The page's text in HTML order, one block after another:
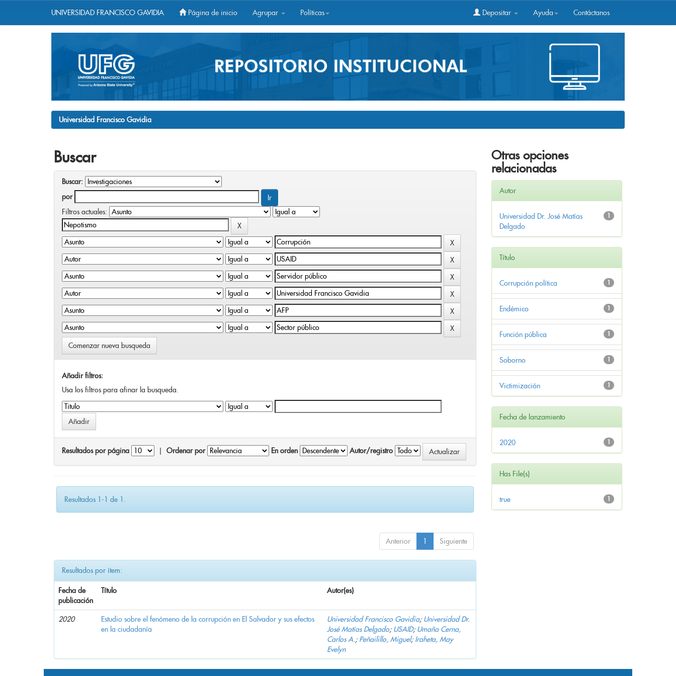
UNIVERSIDAD FRANCISCO GAVIDIA Página de inicio Agrupar Políticas Depositar Ayuda Contáctanos
Universidad Francisco Gavidia
Buscar
Buscar:
por
Filtros actuales:
Comenzar nueva busqueda
Añadir filtros:
Usa los filtros para afinar la busqueda.
Resultados por página Ordenar por En orden Autor/registro
Resultados 1-1 de 1.
Anterior 1 Siguiente
Resultados por ítem:
Fecha de
publicación
Título Autor(es)
2020
Estudio sobre el fenómeno de la corrupción en El Salvador y sus efectos
en la ciudadanía
Universidad Francisco Gavidia; Universidad Dr.
José Matías Delgado; USAID; Umaña Cerna,
Carlos A.; Peñailillo, Miguel; Iraheta, May
Evelyn
Otras opciones
relacionadas
Autor
1
Universidad Dr. José Matías
Delgado
Título
1
Corrupción política
1
Endémico
1
Función pública
1
Soborno
1
Victimización
Fecha de lanzamiento
1
2020
Has File(s)
1
true